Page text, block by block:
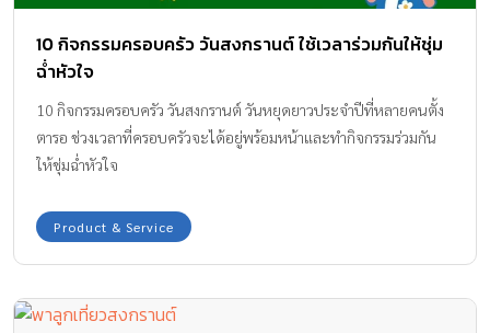
10 กิจกรรมครอบครัว วันสงกรานต์ ใช้เวลาร่วมกันให้ชุ่ม
ฉ่ำหัวใจ
10 กิจกรรมครอบครัว วันสงกรานต์ วันหยุดยาวประจำปีที่หลายคนตั้ง
ตารอ ช่วงเวลาที่ครอบครัวจะได้อยู่พร้อมหน้าและทำกิจกรรมร่วมกัน
ให้ชุ่มฉ่ำหัวใจ
Product & Service